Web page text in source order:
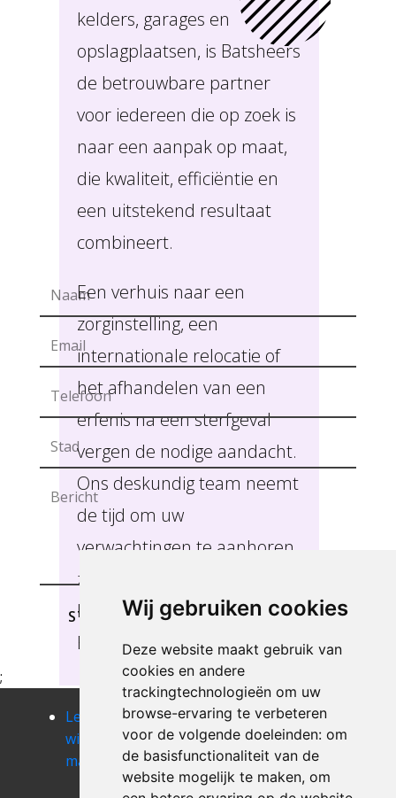
Wij gebruiken cookies
Deze website maakt gebruik van
cookies en andere
trackingtechnologieën om uw
browse-ervaring te verbeteren
voor de volgende doeleinden: om
de basisfunctionaliteit van de
website mogelijk te maken, om
kelders, garages en
opslagplaatsen, is Batsheers
de betrouwbare partner
voor iedereen die op zoek is
naar een aanpak op maat,
die kwaliteit, efficiëntie en
een uitstekend resultaat
combineert.
Een verhuis naar een
zorginstelling, een
internationale relocatie of
het afhandelen van een
erfenis na een sterfgeval
vergen de nodige aandacht.
Ons deskundig team neemt
de tijd om uw
verwachtingen te aanhoren
zodat we u de beste service
kunnen verlenen,
Batsheers.
STUREN
;
Leegmaken
winkel of
magazij beek
Leegmaken
winkel of
magazij
berbroek
Leegmaken
winkel of
magazij berg
Leegmaken